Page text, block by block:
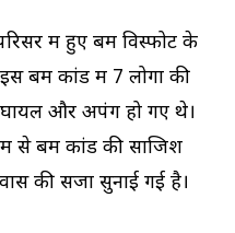
में हुए बम विस्फोट के
बम कांड में 7 लोगों की
और अपंग हो गए थे।
से बम कांड की साजिश
की सजा सुनाई गई है।